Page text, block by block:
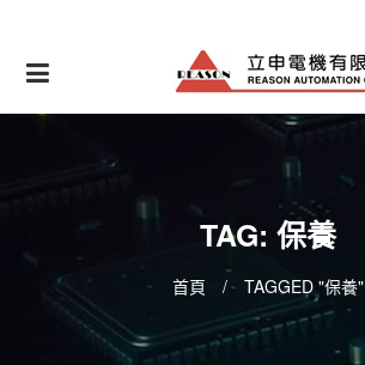
content
TAG: 保養
首頁 / TAGGED "保養"